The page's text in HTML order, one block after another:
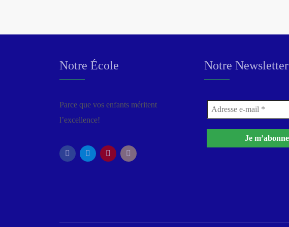
Notre École
Parce que vos enfants méritent
l’excellence!
Notre Newsletter